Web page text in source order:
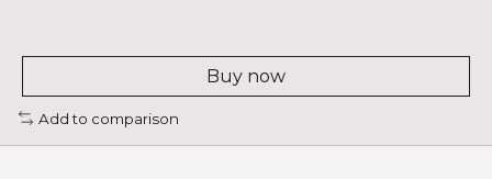
Buy now
Add to comparison